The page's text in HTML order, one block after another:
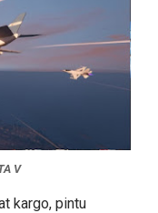
V
kargo, pintu